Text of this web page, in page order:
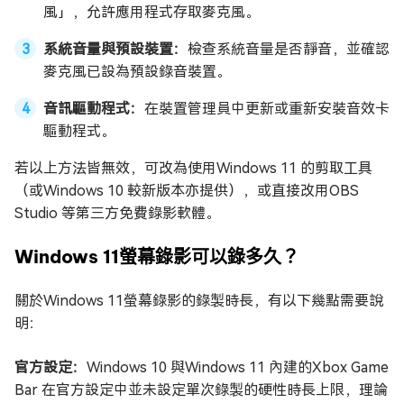
風」，允許應用程式存取麥克風。
系統音量與預設裝置： 檢查系統音量是否靜音，並確認
麥克風已設為預設錄音裝置。
音訊驅動程式： 在裝置管理員中更新或重新安裝音效卡
驅動程式。
若以上方法皆無效，可改為使用Windows 11 的剪取工具
（或Windows 10 較新版本亦提供），或直接改用OBS
Studio 等第三方免費錄影軟體。
Windows 11螢幕錄影可以錄多久？
關於Windows 11螢幕錄影的錄製時長，有以下幾點需要說
明：
官方設定： Windows 10 與Windows 11 內建的Xbox Game
Bar 在官方設定中並未設定單次錄製的硬性時長上限，理論